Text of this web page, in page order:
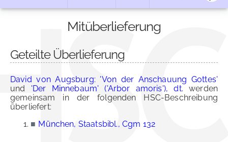
Mitüberlieferung
Geteilte Überlieferung
David von Augsburg: 'Von der Anschauung Gottes'
und 'Der Minnebaum' ('Arbor amoris'), dt. werden
gemeinsam in der folgenden HSC-Beschreibung
überliefert:
■ München, Staatsbibl., Cgm 132